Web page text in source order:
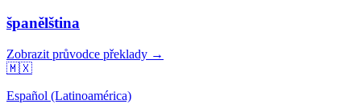
španělština
Zobrazit průvodce překlady →
🇲🇽
Español (Latinoamérica)